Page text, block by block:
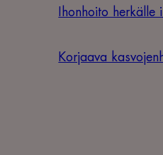
Ihonhoito herkälle
Korjaava